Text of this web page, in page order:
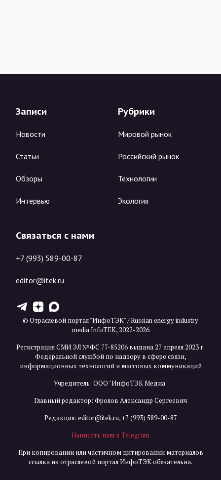
Записи
Новости
Статьи
Обзоры
Интервью
Рубрики
Мировой рынок
Российский рынок
Технологии
Экология
Связаться с нами
+7 (993) 589-00-87
editor@itek.ru
T Z X
© Отраслевой портал "ИнфоТЭК" / Russian energy industry
media InfoTEK, 2022-2026
Регистрация СМИ ЭЛ №ФС 77-85206 выдана 27 апреля 2023 г.
Федеральной службой по надзору в сфере связи,
информационных технологий и массовых коммуникаций
Учредитель: ООО "ИнфоТЭК Медиа"
Главный редактор: Фролов Александр Сергеевич
Редакция: editor@itek.ru,+7 (993) 589-00-87
Написать нам в Telegram
При копировании или частичном цитировании материалов
ссылка на отраслевой портал ИнфоТЭК обязательна.